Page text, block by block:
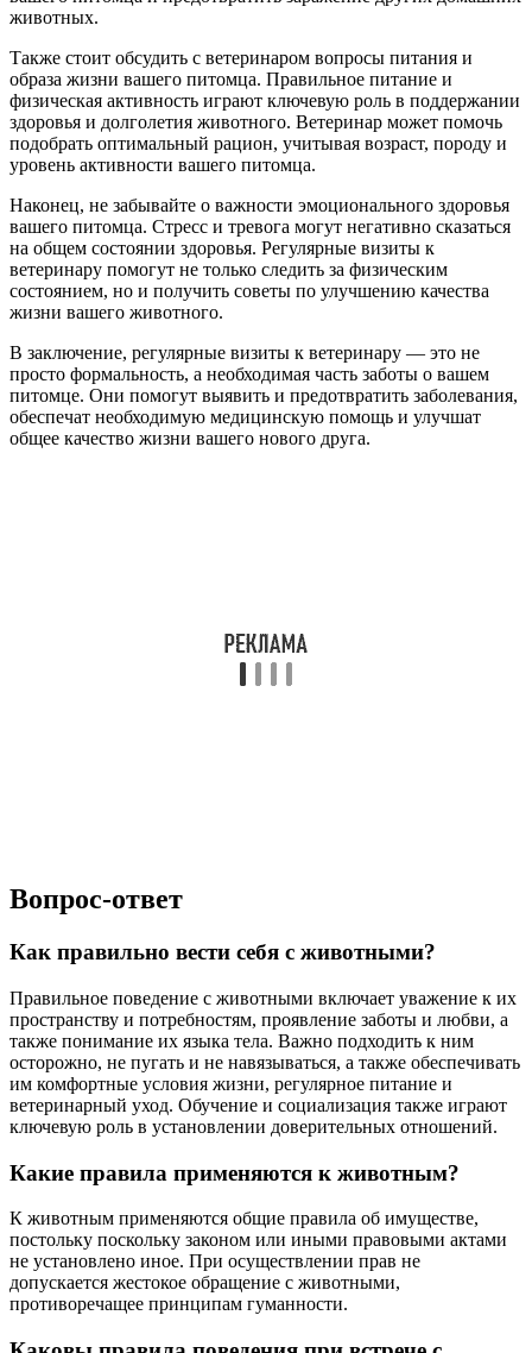
животных.
Также стоит обсудить с ветеринаром вопросы питания и
образа жизни вашего питомца. Правильное питание и
физическая активность играют ключевую роль в поддержании
здоровья и долголетия животного. Ветеринар может помочь
подобрать оптимальный рацион, учитывая возраст, породу и
уровень активности вашего питомца.
Наконец, не забывайте о важности эмоционального здоровья
вашего питомца. Стресс и тревога могут негативно сказаться
на общем состоянии здоровья. Регулярные визиты к
ветеринару помогут не только следить за физическим
состоянием, но и получить советы по улучшению качества
жизни вашего животного.
В заключение, регулярные визиты к ветеринару — это не
просто формальность, а необходимая часть заботы о вашем
питомце. Они помогут выявить и предотвратить заболевания,
обеспечат необходимую медицинскую помощь и улучшат
общее качество жизни вашего нового друга.
Вопрос-ответ
Как правильно вести себя с животными?
Правильное поведение с животными включает уважение к их
пространству и потребностям, проявление заботы и любви, а
также понимание их языка тела. Важно подходить к ним
осторожно, не пугать и не навязываться, а также обеспечивать
им комфортные условия жизни, регулярное питание и
ветеринарный уход. Обучение и социализация также играют
ключевую роль в установлении доверительных отношений.
Какие правила применяются к животным?
К животным применяются общие правила об имуществе,
постольку поскольку законом или иными правовыми актами
не установлено иное. При осуществлении прав не
допускается жестокое обращение с животными,
противоречащее принципам гуманности.